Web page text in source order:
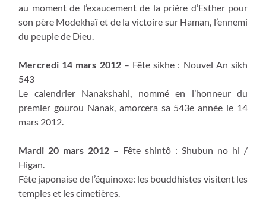
au moment de l’exaucement de la prière d’Esther pour
son père Modekhaï et de la victoire sur Haman, l’ennemi
du peuple de Dieu.
Mercredi 14 mars 2012– Fête sikhe : Nouvel An sikh
543
Le calendrier Nanakshahi, nommé en l’honneur du
premier gourou Nanak, amorcera sa 543e année le 14
mars 2012.
Mardi 20 mars 2012 – Fête shintô : Shubun no hi /
Higan.
Fête japonaise de l’équinoxe: les bouddhistes visitent les
temples et les cimetières.